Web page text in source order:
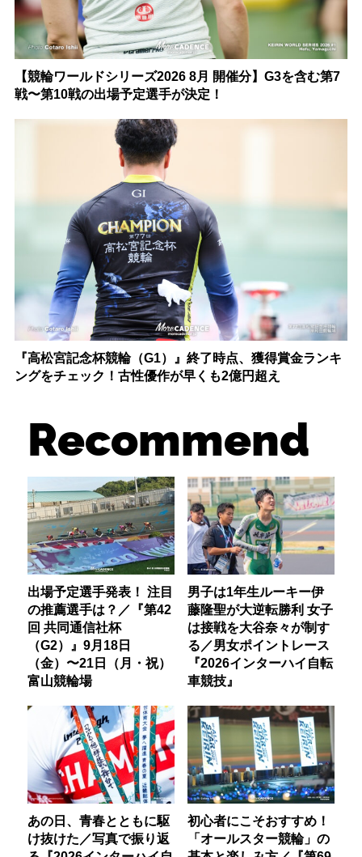
【競輪ワールドシリーズ2026 8月 開催分】G3を含む第7
戦〜第10戦の出場予定選手が決定！
『高松宮記念杯競輪（G1）』終了時点、獲得賞金ランキ
ングをチェック！古性優作が早くも2億円超え
Recommend
出場予定選手発表！ 注目
の推薦選手は？／『第42
回 共同通信社杯
（G2）』9月18日
（金）〜21日（月・祝）
富山競輪場
男子は1年生ルーキー伊
藤隆聖が大逆転勝利 女子
は接戦を大谷奈々が制す
る／男女ポイントレース
『2026インターハイ自転
車競技』
あの日、青春とともに駆
け抜けた／写真で振り返
初心者にこそおすすめ！
「オールスター競輪」の